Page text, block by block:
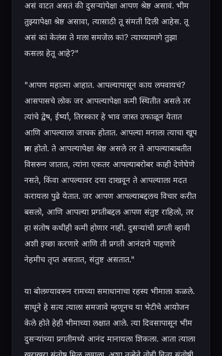
असं वाटत असतं की दुसऱ्यांपेक्षा आपण श्रेष्ठ असावं. भीम
तुझ्यापेक्षा श्रेष्ठ असावा, त्यासाठी तू संमती दिली आहेस. तू
असं कां केलंस ते मला समजेल कां? त्याच्यामागे तुझा
कसला हेतू आहे?"
"आपण महात्मा आहात. आपल्यापासून काय लपवायचं?
आसपासचे लोक जर आपल्यापेक्षा कमी स्थितीत असले तर
त्यांचे द्वेष, ईर्ष्या, तिरस्कार हे भाव जास्त उफाळून येतात
आणि आपल्याला जाचक होतात. आपल्या मनाला त्याचा खूप
त्रास होतो. ते आपल्यापेक्षा श्रेष्ठ असले तर ते आपल्याबाबतीत
विसरून जातात, त्यांना एकतर आपल्याबरोबर काही देणेघेणे
नसते, किंवा आपल्यावर दया दाखवून ते आपल्याला मदत
करायला पुढे येतात. जर आपण आपल्याबद्दलच विचार करीत
बसलो, आणि आपल्या प्रगतीबद्दल आपण संतुष्ट राहिलो, तर
हा संतोष कधीही कमी होणार नाही. दुसऱ्यांची प्रगती व्हावी
अशी इच्छा करणारे आणि ती प्रगती आनंदाने पाहणारे
नेहमीच तृप्त असतात, संतुष्ट असतात."
या बोलण्यावरून रामच्या समाधानाचा रहस्य भीमाला कळले.
साधूने हे सत्य त्याला समजावे म्हणूनच या भेटीचे आयोजन
केले होते हेही भीमाच्या लक्षात आले. त्या दिवसापासून भीम
दुसऱ्यांच्या प्रगतीमध्ये आनंद मानायला शिकला. आता त्याला